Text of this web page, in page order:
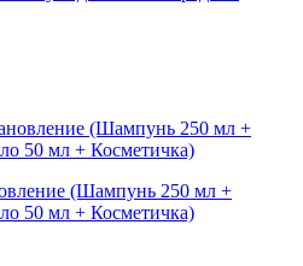
(Шампунь 250 мл +
50 мл + Косметичка)